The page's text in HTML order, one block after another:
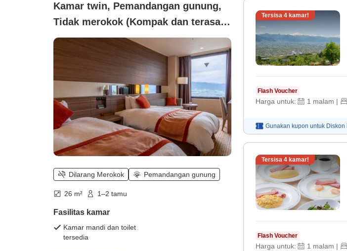
Kamar twin, Pemandangan gunung,
Tidak merokok (Kompak dan terasa
seperti tempat persembunyian)
Dilarang Merokok Pemandangan gunung
26 m² 1–2 tamu
Fasilitas kamar
Kamar mandi dan toilet
tersedia
Tersisa 4 kamar!
Flash Voucher
Harga untuk: 1 malam |
Gunakan kupon untuk Diskon
Tersisa 4 kamar!
Flash Voucher
Harga untuk: 1 malam |